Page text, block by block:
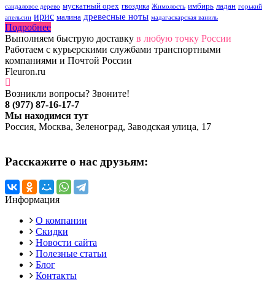
сандаловое дерево мускатный орех гвоздика Жимолость имбирь ладан горький
апельсин ирис малина древесные ноты мадагаскарская ваниль
Подробнее
Выполняем быструю доставку в любую точку России
Работаем с курьерскими службами транспортными
компаниями и Почтой России
Fleuron.ru
Возникли вопросы? Звоните!
8 (977) 87-16-17-7
Мы находимся тут
Россия, Москва, Зеленоград, Заводская улица, 17
Расскажите о нас друзьям:
Информация
О компании
Скидки
Новости сайта
Полезные статьи
Блог
Контакты